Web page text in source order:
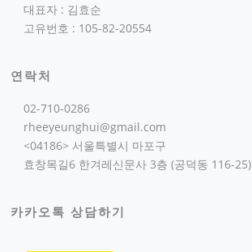
대표자 : 김효순
고유번호 : 105-82-20554
연락처
02-710-0286
rheeyeunghui@gmail.com
<04186> 서울특별시 마포구
효창목길6 한겨레신문사 3층 (공덕동 116-25)
카카오톡 상담하기